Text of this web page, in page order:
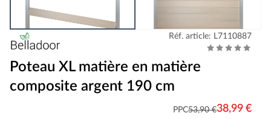
Réf. article: L7110887
Poteau XL matière en matière
composite argent 190 cm
PPC53,90 €38,99 €